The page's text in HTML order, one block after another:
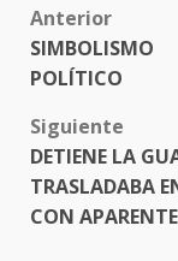
Post
Anterior
POLÍTICO
Siguiente
DETIENE LA
TRASLADABA
CON